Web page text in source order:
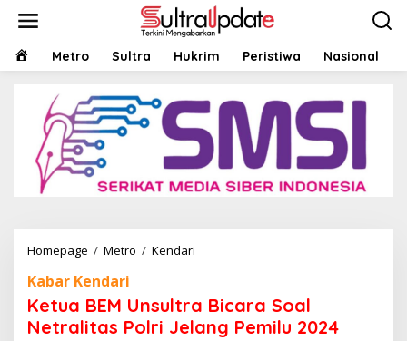
HOMEMetro Sultra Hukrim Peristiwa Nasional
Homepage / Metro / Kendari
Bicara
Soal
Netralitas
Kabar Kendari
Ketua BEM Unsultra Bicara Soal
Netralitas Polri Jelang Pemilu 2024